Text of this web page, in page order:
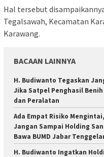
Hal tersebut
Tegalsawah, Kecamatan
Karawang.
BACAAN LAINNYA
H. Budiwanto Tegaskan
Jika Satpel Penghasil
dan Peralatan
Ada Empat Risiko
Jangan Sampai Holding
Bawa BUMD Jabar
H. Budiwanto Ingatkan